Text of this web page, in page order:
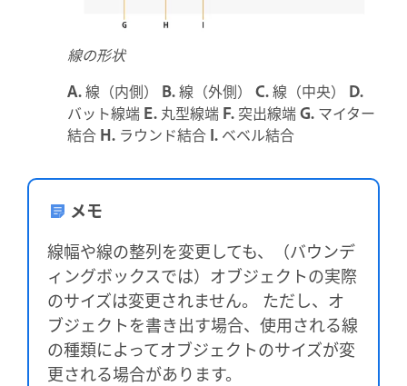
線の形状
A.線（内側） B.線（外側） C.線（中央） D.
バット線端 E. 丸型線端 F. 突出線端G. マイター
結合 H. ラウンド結合 I. ベベル結合
メモ
線幅や線の整列を変更しても、（バウンデ
ィングボックスでは）オブジェクトの実際
のサイズは変更されません。 ただし、オ
ブジェクトを書き出す場合、使用される線
の種類によってオブジェクトのサイズが変
更される場合があります。